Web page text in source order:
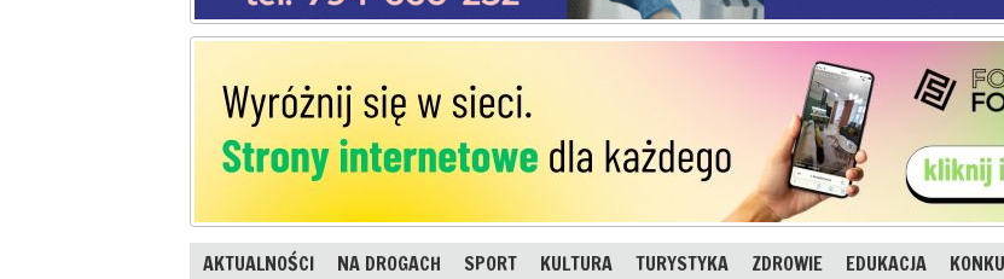
AKTUALNOŚCI NA DROGACH SPORT KULTURA TURYSTYKA ZDROWIE EDUKACJA